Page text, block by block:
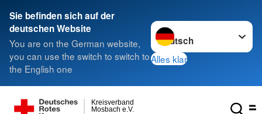
Sie befinden sich auf der
deutschen Website
You are on the German website,
you can use the switch to switch to
the English one
Sprache wechseln zu
Alles klar
Mosbach e.V.
Kreisverband